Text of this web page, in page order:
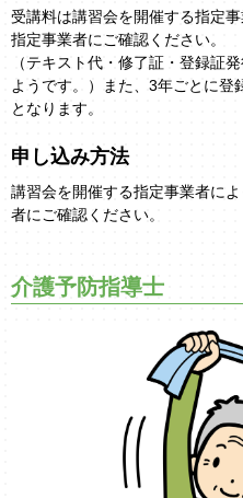
受講料は講習会を開催する指定
指定事業者にご確認ください。
（テキスト代・修了証・登録証
ようです。）また、3年ごとに
となります。
申し込み方法
講習会を開催する指定事業者に
者にご確認ください。
介護予防指導士